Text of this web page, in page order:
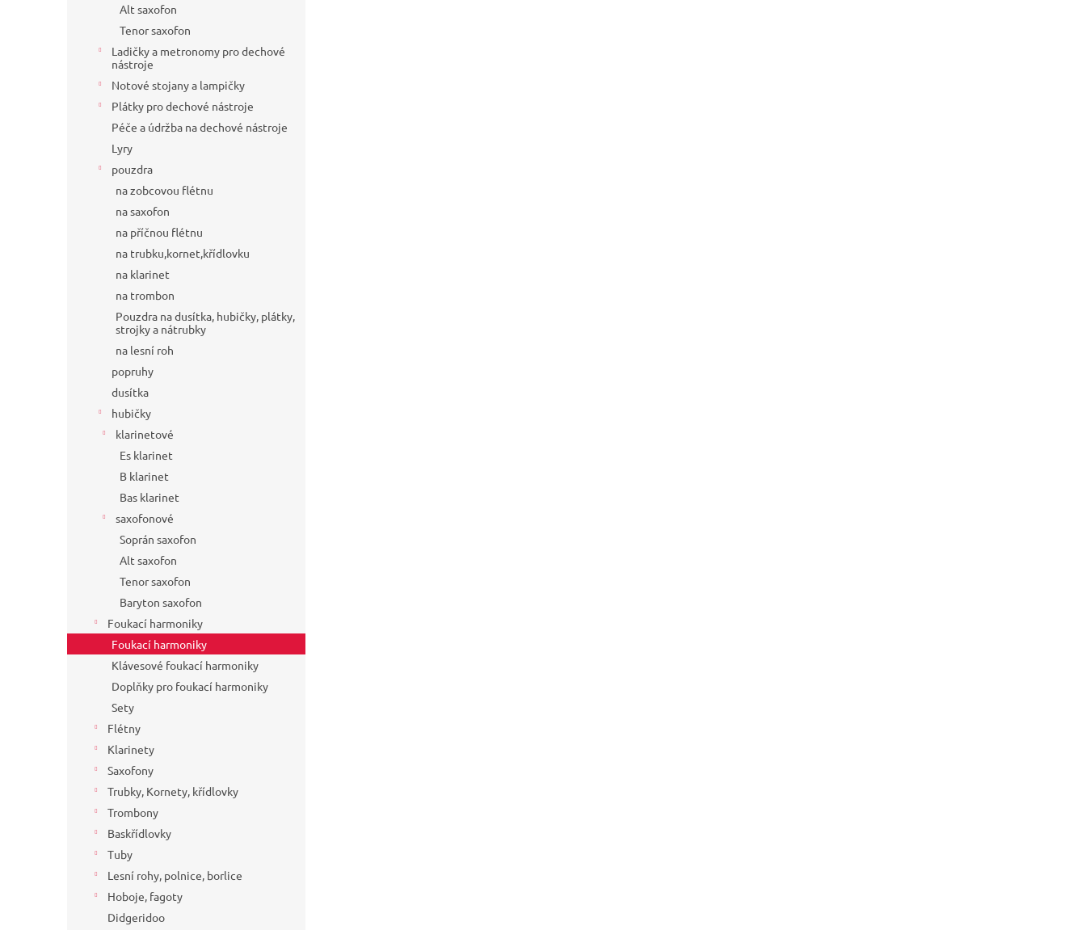
Alt saxofon
Tenor saxofon
Ladičky a metronomy pro dechové
nástroje
Notové stojany a lampičky
Plátky pro dechové nástroje
Péče a údržba na dechové nástroje
Lyry
pouzdra
na zobcovou flétnu
na saxofon
na příčnou flétnu
na trubku,kornet,křídlovku
na klarinet
na trombon
Pouzdra na dusítka, hubičky, plátky,
strojky a nátrubky
na lesní roh
popruhy
dusítka
hubičky
klarinetové
Es klarinet
B klarinet
Bas klarinet
saxofonové
Soprán saxofon
Alt saxofon
Tenor saxofon
Baryton saxofon
Foukací harmoniky
Foukací harmoniky
Klávesové foukací harmoniky
Doplňky pro foukací harmoniky
Sety
Flétny
Klarinety
Saxofony
Trubky, Kornety, křídlovky
Trombony
Baskřídlovky
Tuby
Lesní rohy, polnice, borlice
Hoboje, fagoty
Didgeridoo